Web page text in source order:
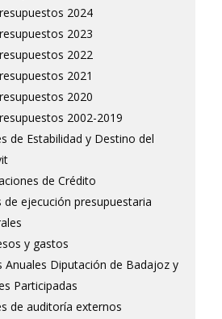
2024
2023
2022
2021
2020
2002-2019
de Estabilidad y Destino del
de Crédito
de ejecución presupuestaria
y gastos
Anuales Diputación de Badajoz y
Participadas
de auditoría externos